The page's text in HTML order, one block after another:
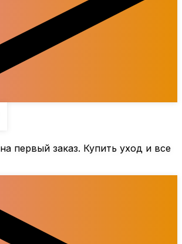
на первый заказ. Купить уход и все